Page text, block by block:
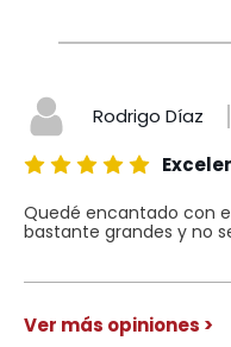
Rodrigo Díaz
Quedé encantado con
bastante grandes y no
Ver más opiniones >